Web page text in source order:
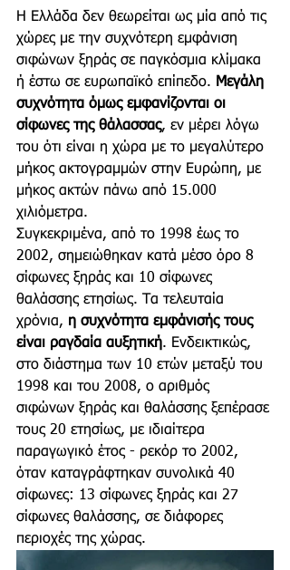
Η Ελλάδα δεν θεωρείται ως μία από τις
χώρες με την συχνότερη εμφάνιση
σιφώνων ξηράς σε παγκόσμια κλίμακα
ή έστω σε ευρωπαϊκό επίπεδο. Μεγάλη
συχνότητα όμως εμφανίζονται οι
σίφωνες της θάλασσας, εν μέρει λόγω
του ότι είναι η χώρα με το μεγαλύτερο
μήκος ακτογραμμών στην Ευρώπη, με
μήκος ακτών πάνω από 15.000
χιλιόμετρα.
Συγκεκριμένα, από το 1998 έως το
2002, σημειώθηκαν κατά μέσο όρο 8
σίφωνες ξηράς και 10 σίφωνες
θαλάσσης ετησίως. Τα τελευταία
χρόνια, η συχνότητα εμφάνισής τους
είναι ραγδαία αυξητική. Ενδεικτικώς,
στο διάστημα των 10 ετών μεταξύ του
1998 και του 2008, ο αριθμός
σιφώνων ξηράς και θαλάσσης ξεπέρασε
τους 20 ετησίως, με ιδιαίτερα
παραγωγικό έτος - ρεκόρ το 2002,
όταν καταγράφτηκαν συνολικά 40
σίφωνες: 13 σίφωνες ξηράς και 27
σίφωνες θαλάσσης, σε διάφορες
περιοχές της χώρας.